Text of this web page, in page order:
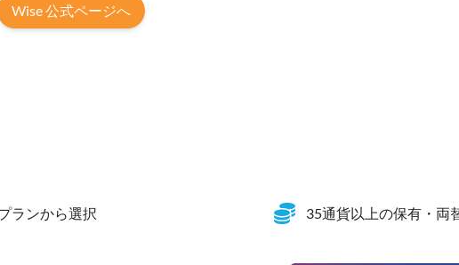
Wise 公式ページへ
ランから選択 35通貨以上の保有・両